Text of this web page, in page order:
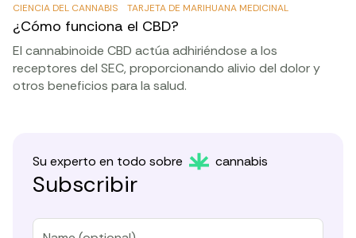
CIENCIA DEL CANNABIS TARJETA DE MARIHUANA MEDICINAL
¿Cómo funciona el CBD?
El cannabinoide CBD actúa adhiriéndose a los
receptores del SEC, proporcionando alivio del dolor y
otros beneficios para la salud.
Su experto en todo sobre cannabis
Subscribir